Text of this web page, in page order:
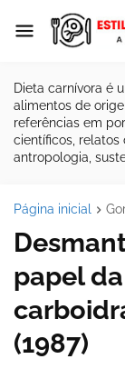
Dieta carnívora é
alimentos de
referências em
científicos, relatos
antropologia,
Página inicial
papel
(1987)